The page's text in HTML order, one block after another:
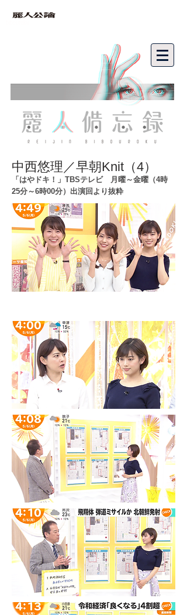
中西悠理／早朝Knit（4）
「はやドキ！」TBSテレビ 月曜～金曜（4時
25分～6時00分）出演回より抜粋